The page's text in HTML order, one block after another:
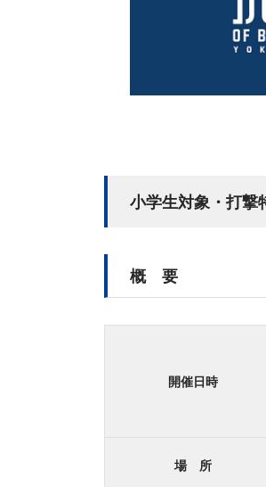
小学生対象・打撃
概 要
開催日時
場 所